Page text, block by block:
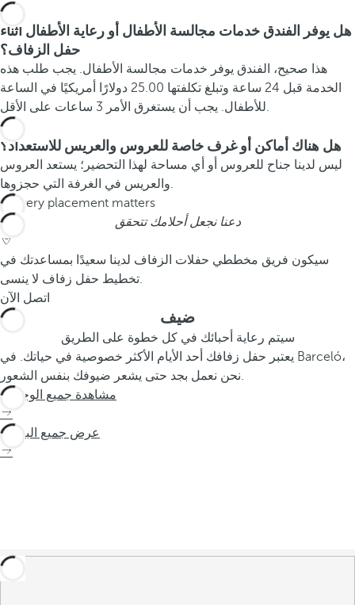
هل يوفر الفندق خدمات مجالسة الأطفال أو رعاية الأطفال أثناء
حفل الزفاف؟
هذا صحيح، الفندق يوفر خدمات مجالسة الأطفال. يجب طلب هذه
الخدمة قبل 24 ساعة وتبلغ تكلفتها 25.00 دولارًا أمريكيًا في الساعة
للأطفال. يجب أن يستغرق الأمر 3 ساعات على الأقل.
هل هناك أماكن أو غرف خاصة للعروس والعريس للاستعداد؟
ليس لدينا جناح للعروس أو أي مساحة لهذا التحضير؛ يستعد العروس
والعريس في الغرفة التي حجزوها.
دعنا نجعل أحلامك تتحقق
سيكون فريق مخططي حفلات الزفاف لدينا سعيدًا بمساعدتك في
تخطيط حفل زفاف لا ينسى.
اتصل الآن
ضيف
سيتم رعاية أحبائك في كل خطوة على الطريق
يعتبر حفل زفافك أحد الأيام الأكثر خصوصية في حياتك. في Barceló،
نحن نعمل بجد حتى يشعر ضيوفك بنفس الشعور.
مشاهدة جميع الوجهات
عرض جميع الباقات